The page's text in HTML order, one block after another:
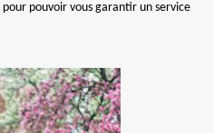
pouvoir vous garantir un service